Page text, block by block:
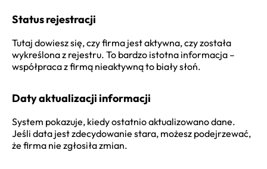
Status rejestracji
Tutaj dowiesz się, czy firma jest aktywna, czy została
wykreślona z rejestru. To bardzo istotna informacja –
współpraca z firmą nieaktywną to biały słoń.
Daty aktualizacji informacji
System pokazuje, kiedy ostatnio aktualizowano dane.
Jeśli data jest zdecydowanie stara, możesz podejrzewać,
że firma nie zgłosiła zmian.